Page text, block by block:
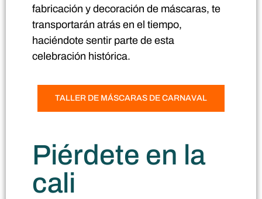
fabricación y decoración de máscaras, te
transportarán atrás en el tiempo,
haciéndote sentir parte de esta
celebración histórica.
TALLER DE MÁSCARAS DE CARNAVAL
Piérdete en la
cali